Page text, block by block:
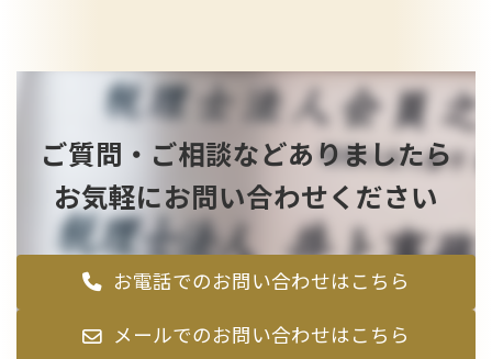
ご質問・ご相談などありましたら
お気軽にお問い合わせください
お電話でのお問い合わせはこちら
メールでのお問い合わせはこちら